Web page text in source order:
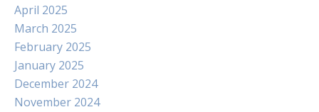
April 2025
March 2025
February 2025
January 2025
December 2024
November 2024